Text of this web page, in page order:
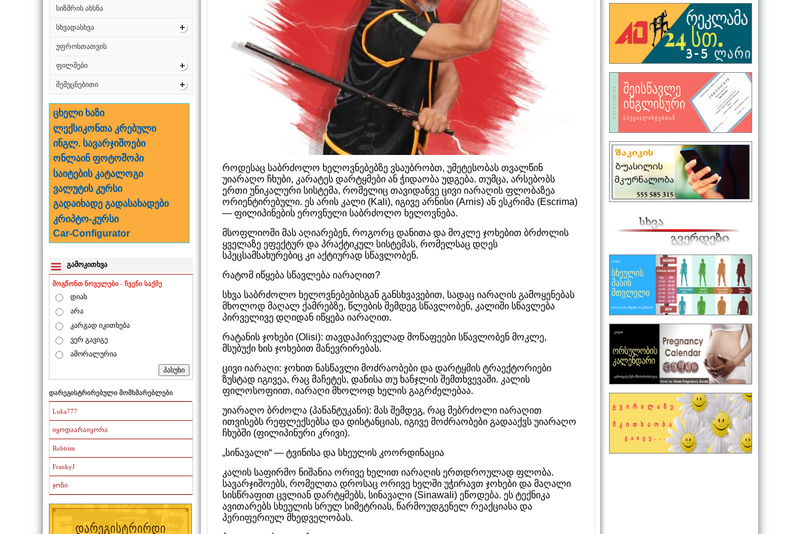
სიზმრის ახსნა
სხვადასხვა
უფროსთათვის
ფილმები
შემეცნებითი
ცხელი ხაზი
ლექსიკონთა კრებული
ინგლ. სავარჯიშოები
ონლაინ ფოტოშოპი
საიტების კატალოგი
ვალუტის კურსი
გადაიხადე გადასახადები
კრიპტო-კურსი
Car-Configurator
გამოკითხვა
მოგწონთ ნოველები - ჩვენი საქმე
დიახ
არა
კარგად იკითხება
ვერ გავიგე
ამორალურია
დარეგისტრირებული მომხმარებლები
Luka777
იყოდაარაიყორა
Robtrim
FrankyJ
ჯონი
როდესაც საბრძოლო ხელოვნებებზე ვსაუბრობთ, უმეტესობას თვალწინ
უიარაღო ჩხუბი, კარატეს დარტყმები ან ჭიდაობა უდგება. თუმცა, არსებობს
ერთი უნიკალური სისტემა, რომელიც თავიდანვე ცივი იარაღის ფლობაზეა
ორიენტირებული. ეს არის კალი (Kali), იგივე არნისი (Arnis) ან ესკრიმა (Escrima)
— ფილიპინების ეროვნული საბრძოლო ხელოვნება.
მსოფლიოში მას აღიარებენ, როგორც დანითა და მოკლე ჯოხებით ბრძოლის
ყველაზე ეფექტურ და პრაქტიკულ სისტემას, რომელსაც დღეს
სპეცსამსახურებიც კი აქტიურად სწავლობენ.
რატომ იწყება სწავლება იარაღით?
სხვა საბრძოლო ხელოვნებებისგან განსხვავებით, სადაც იარაღის გამოყენებას
მხოლოდ მაღალ ქამრებზე, წლების შემდეგ სწავლობენ, კალიში სწავლება
პირველივე დღიდან იწყება იარაღით.
რატანის ჯოხები (Olisi): თავდაპირველად მოწაფეები სწავლობენ მოკლე,
მსუბუქი ხის ჯოხებით მანევრირებას.
ცივი იარაღი: ჯოხით ნასწავლი მოძრაობები და დარტყმის ტრაექტორიები
ზუსტად იგივეა, რაც მაჩეტეს, დანისა თუ ხანჯლის შემთხვევაში. კალის
ფილოსოფიით, იარაღი მხოლოდ ხელის გაგრძელებაა.
უიარაღო ბრძოლა (პანანტუკანი): მას შემდეგ, რაც მებრძოლი იარაღით
ითვისებს რეფლექსებსა და დისტანციას, იგივე მოძრაობები გადააქვს უიარაღო
ჩხუბში (ფილიპინური კრივი).
„სინავალი“ — ტვინისა და სხეულის კოორდინაცია
კალის საფირმო ნიშანია ორივე ხელით იარაღის ერთდროულად ფლობა.
სავარჯიშოებს, რომელთა დროსაც ორივე ხელში უჭირავთ ჯოხები და მაღალი
სისწრაფით ცვლიან დარტყმებს, სინავალი (Sinawali) ეწოდება. ეს ტექნიკა
ავითარებს სხეულის სრულ სიმეტრიას, წარმოუდგენელ რეაქციასა და
პერიფერიულ მხედველობას.